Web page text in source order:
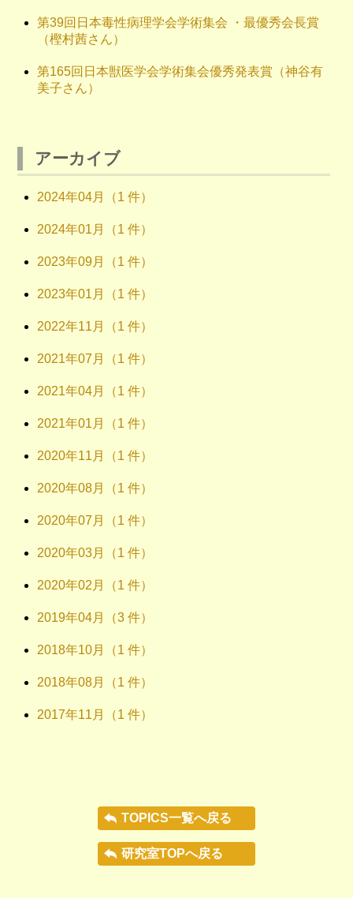
第39回日本毒性病理学会学術集会 ・最優秀会長賞
（樫村茜さん）
第165回日本獣医学会学術集会優秀発表賞（神谷有
美子さん）
アーカイブ
2024年04月（1 件）
2024年01月（1 件）
2023年09月（1 件）
2023年01月（1 件）
2022年11月（1 件）
2021年07月（1 件）
2021年04月（1 件）
2021年01月（1 件）
2020年11月（1 件）
2020年08月（1 件）
2020年07月（1 件）
2020年03月（1 件）
2020年02月（1 件）
2019年04月（3 件）
2018年10月（1 件）
2018年08月（1 件）
2017年11月（1 件）
TOPICS一覧へ戻る
研究室TOPへ戻る